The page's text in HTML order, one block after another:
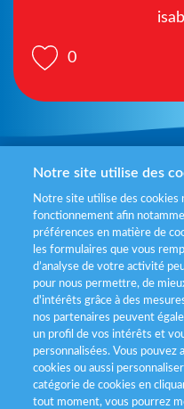
0
Politiques de
Politique
Services
Notre site utilise des
Notre site utilise des cookies
fonctionnement afin
préférences en matière de
les formulaires que vous
d’analyse de votre activité
pour nous permettre, de
d'intérêts grâce à des
nos partenaires peuvent
un profil de vos intérêts et
personnalisées. Vous pouvez
cookies ou aussi
catégorie de cookies en
tout moment, vous pourrez